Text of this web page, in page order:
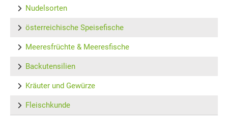
Nudelsorten
österreichische Speisefische
Meeresfrüchte & Meeresfische
Backutensilien
Kräuter und Gewürze
Fleischkunde